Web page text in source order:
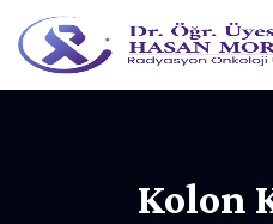
Kolon